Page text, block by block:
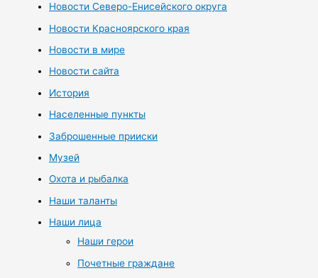
Новости Северо-Енисейского округа
Новости Красноярского края
Новости в мире
Новости сайта
История
Населенные пункты
Заброшенные прииски
Музей
Охота и рыбалка
Наши таланты
Наши лица
Наши герои
Почетные граждане